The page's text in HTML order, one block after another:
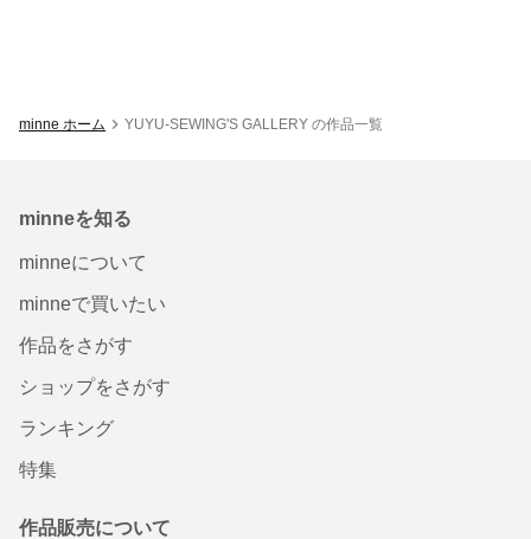
minne ホーム YUYU-SEWING'S GALLERY の作品一覧
minneを知る
minneについて
minneで買いたい
作品をさがす
ショップをさがす
ランキング
特集
作品販売について